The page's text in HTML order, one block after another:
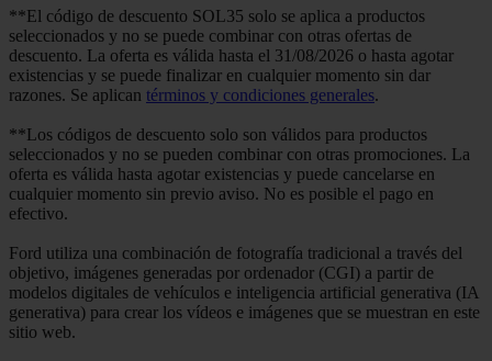
**El código de descuento SOL35 solo se aplica a productos
seleccionados y no se puede combinar con otras ofertas de
descuento. La oferta es válida hasta el 31/08/2026 o hasta agotar
existencias y se puede finalizar en cualquier momento sin dar
razones. Se aplican términos y condiciones generales.
**Los códigos de descuento solo son válidos para productos
seleccionados y no se pueden combinar con otras promociones. La
oferta es válida hasta agotar existencias y puede cancelarse en
cualquier momento sin previo aviso. No es posible el pago en
efectivo.
Ford utiliza una combinación de fotografía tradicional a través del
objetivo, imágenes generadas por ordenador (CGI) a partir de
modelos digitales de vehículos e inteligencia artificial generativa (IA
generativa) para crear los vídeos e imágenes que se muestran en este
sitio web.